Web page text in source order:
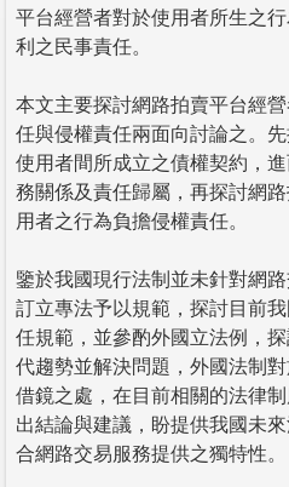
平台經營者對於使用者所生之
利之民事責任。
本文主要探討網路拍賣平台經
任與侵權責任兩面向討論之。
使用者間所成立之債權契約，
務關係及責任歸屬，再探討網
用者之行為負擔侵權責任。
鑒於我國現行法制並未針對網
訂立專法予以規範，探討目前
任規範，並參酌外國立法例，
代趨勢並解決問題，外國法制
借鏡之處，在目前相關的法律
出結論與建議，盼提供我國未
合網路交易服務提供之獨特性。